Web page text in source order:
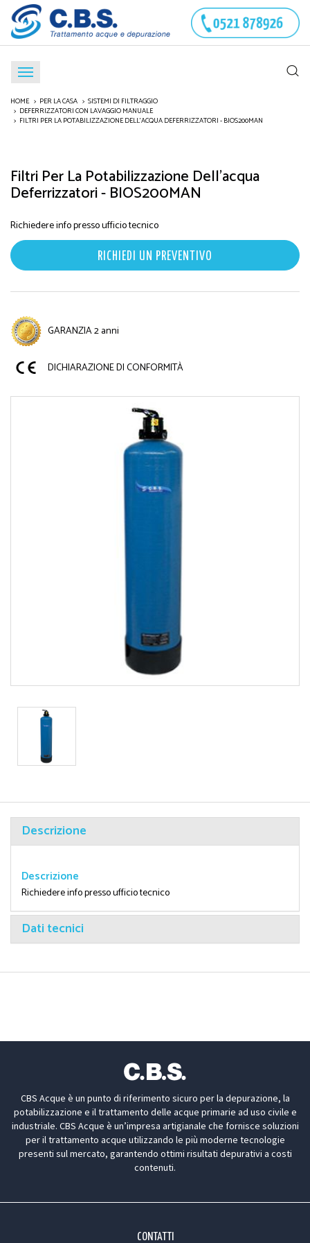
HOME PER LA CASA
SISTEMI DI FILTRAGGIO
DEFERRIZZATORI CON LAVAGGIO MANUALE
FILTRI PER LA POTABILIZZAZIONE DELL'ACQUA DEFERRIZZATORI - BIOS200MAN
Filtri Per La Potabilizzazione Dell'acqua
Deferrizzatori - BIOS200MAN
Richiedere info presso ufficio tecnico
RICHIEDI UN PREVENTIVO
GARANZIA 2 anni
DICHIARAZIONE DI CONFORMITÀ
Descrizione
Descrizione
Richiedere info presso ufficio tecnico
Dati tecnici
CBS Acque è un punto di riferimento sicuro per la depurazione, la
potabilizzazione e il trattamento delle acque primarie ad uso civile e
industriale. CBS Acque è un’impresa artigianale che fornisce soluzioni
per il trattamento acque utilizzando le più moderne tecnologie
presenti sul mercato, garantendo ottimi risultati depurativi a costi
contenuti.
CONTATTI